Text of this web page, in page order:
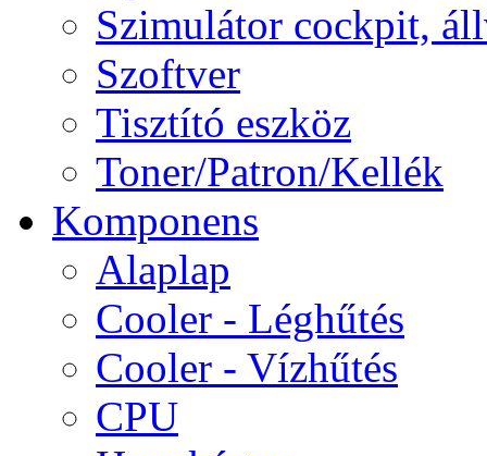
Szimulátor cockpit,
Szoftver
Tisztító eszköz
Toner/Patron/Kellék
Komponens
Alaplap
Cooler - Léghűtés
Cooler - Vízhűtés
CPU